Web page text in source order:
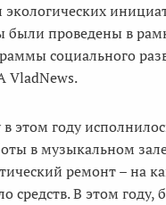
были проведены в
социального
VladNews.
этом году
в музыкальном
ремонт – на
средств. В этом году,